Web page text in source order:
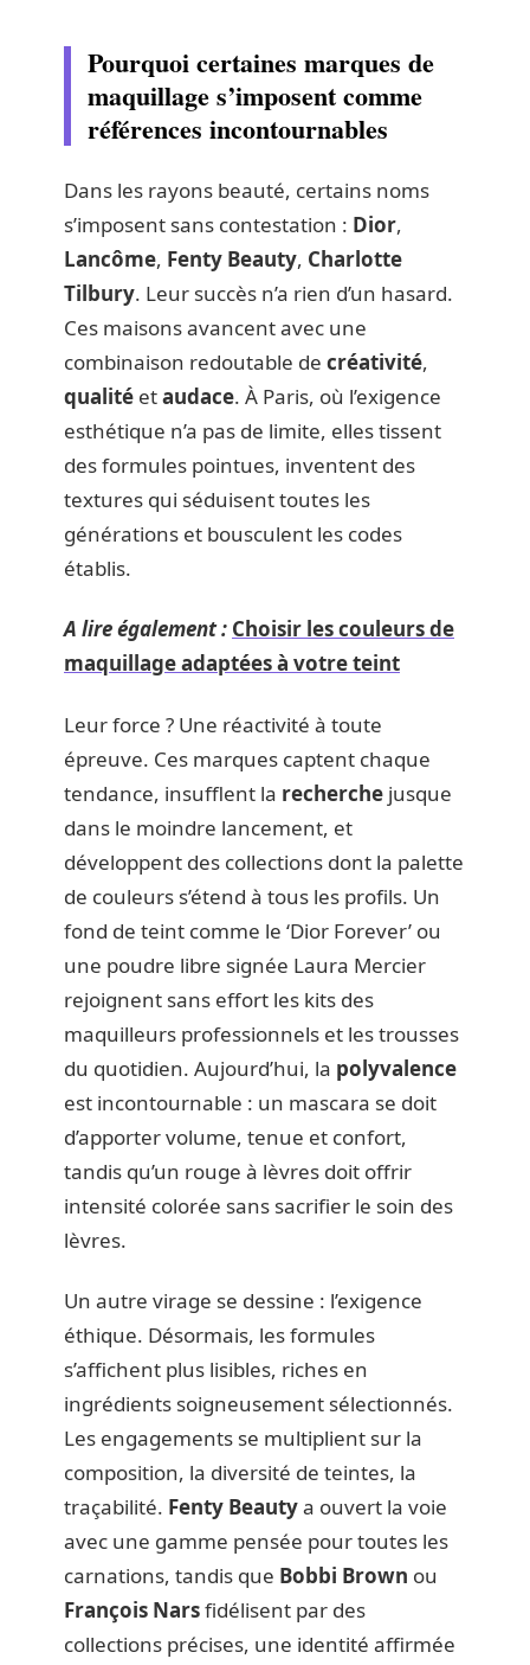
Pourquoi certaines marques de
maquillage s’imposent comme
références incontournables
Dans les rayons beauté, certains noms
s’imposent sans contestation : Dior,
Lancôme, Fenty Beauty, Charlotte
Tilbury. Leur succès n’a rien d’un hasard.
Ces maisons avancent avec une
combinaison redoutable de créativité,
qualité etaudace. À Paris, où l’exigence
esthétique n’a pas de limite, elles tissent
des formules pointues, inventent des
textures qui séduisent toutes les
générations et bousculent les codes
établis.
A lire également : Choisir les couleurs de
maquillage adaptées à votre teint
Leur force ? Une réactivité à toute
épreuve. Ces marques captent chaque
tendance, insufflent la recherche jusque
dans le moindre lancement, et
développent des collections dont la palette
de couleurs s’étend à tous les profils. Un
fond de teint comme le ‘Dior Forever’ ou
une poudre libre signée Laura Mercier
rejoignent sans effort les kits des
maquilleurs professionnels et les trousses
du quotidien. Aujourd’hui, la polyvalence
est incontournable : un mascara se doit
d’apporter volume, tenue et confort,
tandis qu’un rouge à lèvres doit offrir
intensité colorée sans sacrifier le soin des
lèvres.
Un autre virage se dessine : l’exigence
éthique. Désormais, les formules
s’affichent plus lisibles, riches en
ingrédients soigneusement sélectionnés.
Les engagements se multiplient sur la
composition, la diversité de teintes, la
traçabilité. Fenty Beautya ouvert la voie
avec une gamme pensée pour toutes les
carnations, tandis que Bobbi Brown ou
François Narsfidélisent par des
collections précises, une identité affirmée